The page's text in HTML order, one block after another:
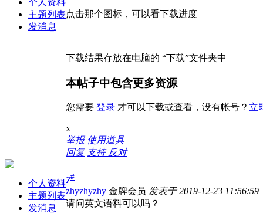
主题列表
发消息
点击那个图标，可以看下载进度
下载结果存放在电脑的 “下载”文件夹中
本帖子中包含更多资源
您需要 登录 才可以下载或查看，没有帐号？ 立
x
举报 使用道具
回复 支持 反对
个人资料
主题列表
发消息
7#
zhyzhyzhy 金牌会员 发表于 2019-12-23 11:56:59 |
请问英文语料可以吗？